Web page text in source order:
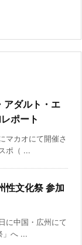
ダルト・エ
ポート
マカオにて開催さ
ポ（ ...
文化祭 参加
に中国・広州にて
」へ ...